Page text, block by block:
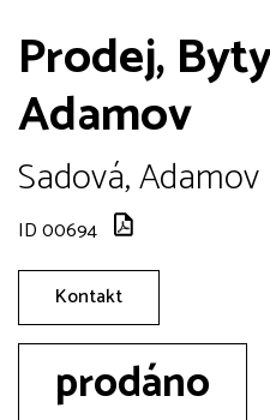
Prodej,
Adamov
Sadová, Adamov
ID 00694
Kontakt
prodáno